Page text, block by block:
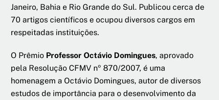
Janeiro, Bahia e Rio Grande do Sul. Publicou cerca de
70 artigos científicos e ocupou diversos cargos em
respeitadas instituições.
O Prêmio Professor Octávio Domingues, aprovado
pela Resolução CFMV nº 870/2007, é uma
homenagem a Octávio Domingues, autor de diversos
estudos de importância para o desenvolvimento da